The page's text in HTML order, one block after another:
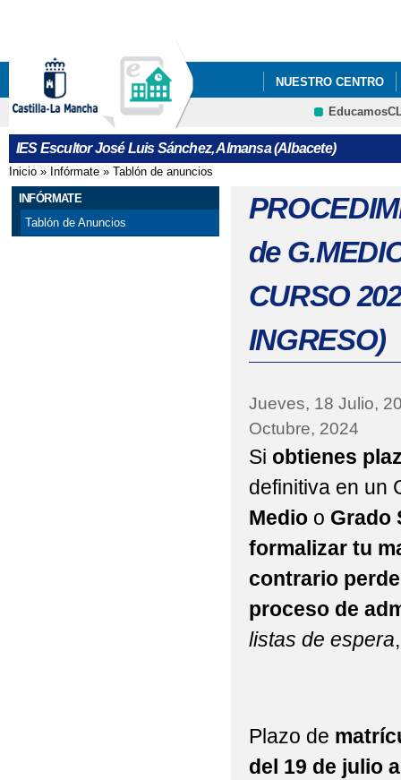
NUESTRO CENTRO
CRFP
IES Escultor José Luis Sánchez, Almansa (Albacete)
Se encuentra usted aquí
Inicio » Infórmate » Tablón de anuncios
INFÓRMATE
Tablón de Anuncios
de
CURSO
INGRESO)
Jueves, 18 Julio,
Octubre, 2024
Si obtienes
definitiva en un
Medioo Grado
formalizar tu
contrario
proceso de
listas de espera
Plazo de
del 19 de julio